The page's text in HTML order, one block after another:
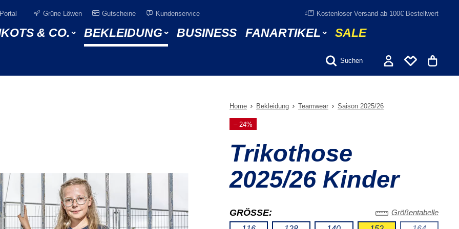
Grüne Löwen Gutscheine Kundenservice Kostenloser Versand ab 100€ Bestellwert
& CO. BEKLEIDUNG BUSINESS FANARTIKEL SALE
Suchen
Home Bekleidung Teamwear Saison 2025/26
– 24%
Trikothose
2025/26 Kinder
GRÖSSE:
Größentabelle